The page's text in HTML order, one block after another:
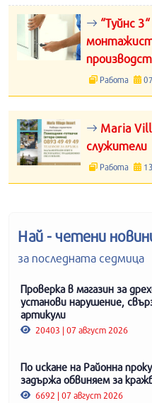
“Туйнс
Работа
Maria
служители
Работа
Най - четени
за последната седмица
Проверка в магазин за
установи нарушение,
артикули
20403 | 07 август 2026
По искане на Районна
задържа обвиняем за
6692 | 07 август 2026